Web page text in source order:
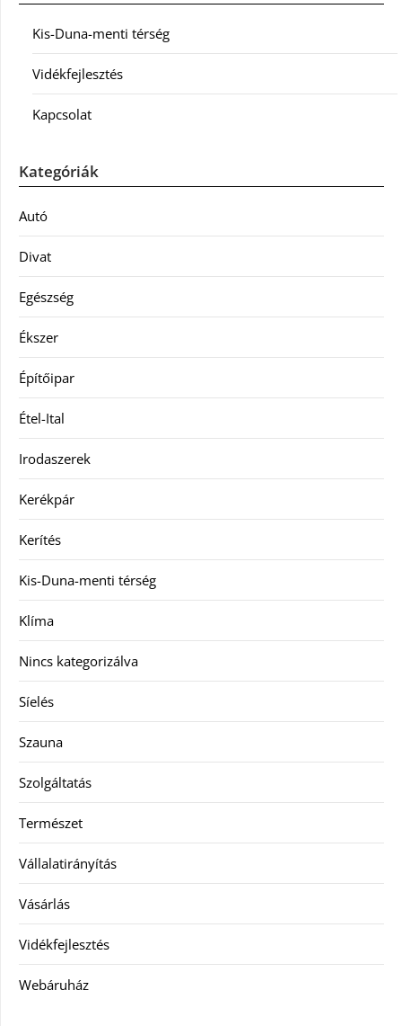
Kis-Duna-menti térség
Vidékfejlesztés
Kapcsolat
Kategóriák
Autó
Divat
Egészség
Ékszer
Építőipar
Étel-Ital
Irodaszerek
Kerékpár
Kerítés
Kis-Duna-menti térség
Klíma
Nincs kategorizálva
Síelés
Szauna
Szolgáltatás
Természet
Vállalatirányítás
Vásárlás
Vidékfejlesztés
Webáruház